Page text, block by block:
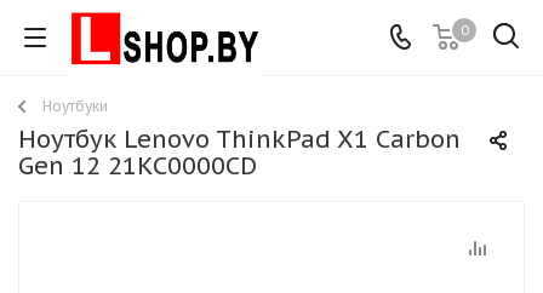
0
Ноутбуки
Ноутбук Lenovo ThinkPad X1 Carbon
Gen 12 21KC0000CD